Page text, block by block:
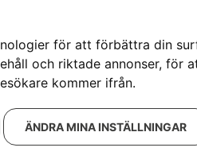
för att förbättra din
och riktade annonser, för
kommer ifrån.
ÄNDRA MINA INSTÄLLNINGAR